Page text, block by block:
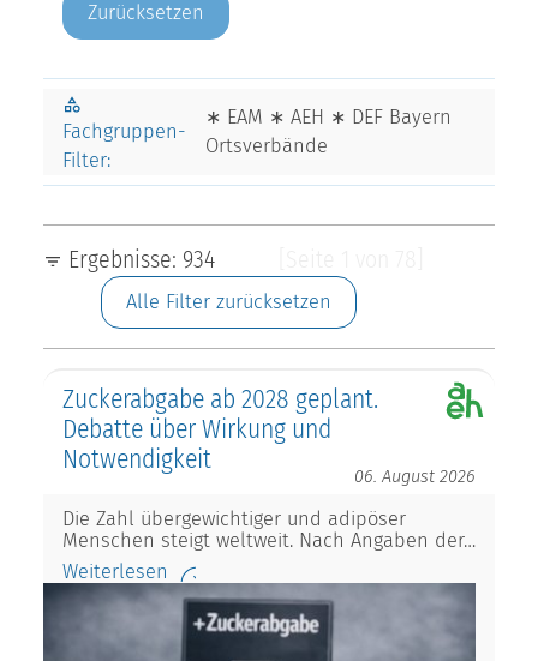
Zurücksetzen
Fachgruppen-
Filter:
∗ EAM ∗ AEH ∗ DEF Bayern
Ortsverbände
Ergebnisse: 934
Alle Filter zurücksetzen
Zuckerabgabe ab 2028 geplant.
Debatte über Wirkung und
Notwendigkeit
06. August 2026
Die Zahl übergewichtiger und adipöser
Menschen steigt weltweit. Nach Angaben der…
Weiterlesen